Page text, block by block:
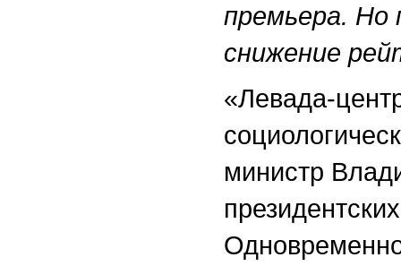
премьера. Но
снижение
«Левада-
министр